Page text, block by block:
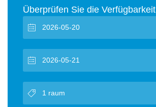
Überprüfen Sie die Verfügbarkeit